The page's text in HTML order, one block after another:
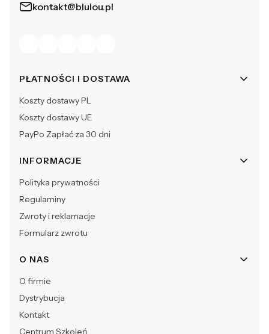
kontakt@blulou.pl
Linki w stopce
PŁATNOŚCI I DOSTAWA
Koszty dostawy PL
Koszty dostawy UE
PayPo Zapłać za 30 dni
INFORMACJE
Polityka prywatności
Regulaminy
Zwroty i reklamacje
Formularz zwrotu
O NAS
O firmie
Dystrybucja
Kontakt
Centrum Szkoleń